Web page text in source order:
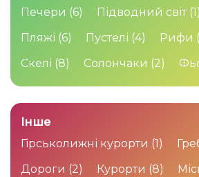
Печери (6) Підводний світ (1)
Пляжі (6) Пустелі (4) Рифи
Скелі (8) Солончаки (2)
Інше
Гірськолижні курорти (1)
Дороги (2) Курорти (8)